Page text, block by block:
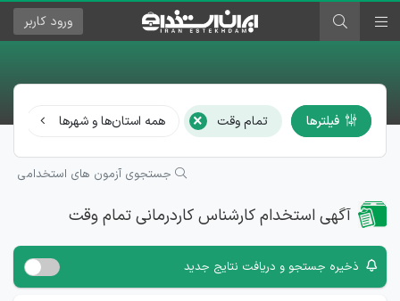
ورود کاربر
فیلترها تمام وقت × همه استان‌ها و شهرها
جستجوی آزمون های استخدامی
آگهی استخدام کارشناس کاردرمانی تمام وقت
ذخیره جستجو و دریافت نتایج جدید